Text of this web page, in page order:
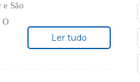
São
O
Ler tudo